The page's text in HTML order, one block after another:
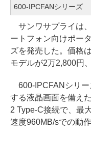
600-IPCFANシリーズ
サンワサプライは
ートフォン向けポー
ズを発売した。価格
モデルが2万2,800円
600-IPCFANシリー
する液晶画面を備え
2 Type-C接続で、最
速度960MB/sでの動作